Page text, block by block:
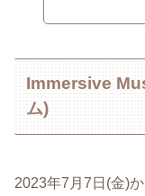
Immersive
ム)
2023年7月7日(金)